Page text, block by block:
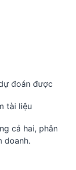
đoán được
tài liệu
cả hai, phân
doanh.